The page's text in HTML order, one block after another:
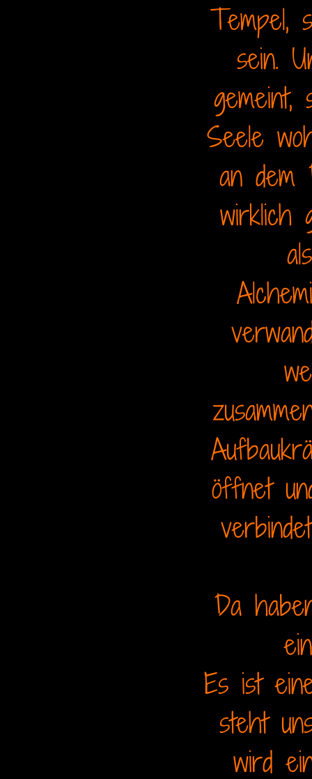
Tempel,
sein.
Seele
an dem
wirklich
öffnet
Da
Es ist
steht
wird